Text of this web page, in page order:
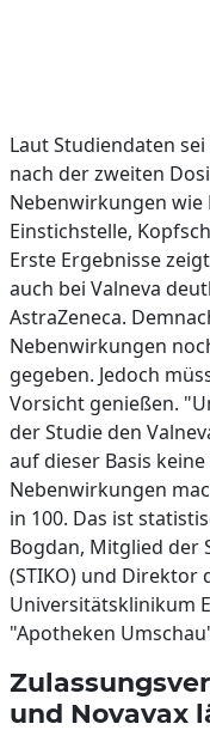
Laut Studiendaten
nach der zweiten
Nebenwirkungen
Einstichstelle,
Erste Ergebnisse
auch bei Valneva
AstraZeneca.
Nebenwirkungen
gegeben. Jedoch
Vorsicht genießen.
der Studie den
auf dieser Basis
Nebenwirkungen
in 100. Das ist
Bogdan, Mitglied der
(STIKO) und
Universitätsklinikum
"Apotheken
und Novavax